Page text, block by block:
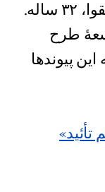
طرح
پیوندها
تأئید»